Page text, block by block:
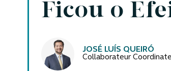
Ficou o
Auteurs
JOSÉ LUÍS QUEIRÓ
Collaborateur